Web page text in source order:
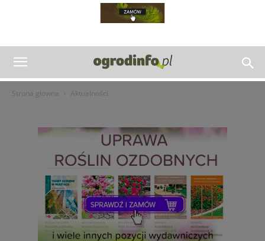
Strona główna Aktualności